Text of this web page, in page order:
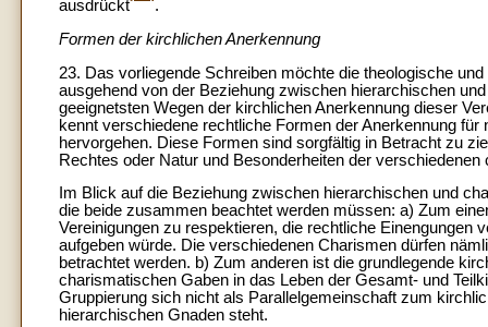
ausdrückt
.
Formen der kirchlichen Anerkennung
23. Das vorliegende Schreiben möchte die theologische
ausgehend von der Beziehung zwischen hierarchischen
geeignetsten Wegen der kirchlichen Anerkennung dieser
kennt verschiedene rechtliche Formen der Anerkennung
hervorgehen. Diese Formen sind sorgfältig in Betracht zu
Rechtes oder Natur und Besonderheiten der
Im Blick auf die Beziehung zwischen hierarchischen und
die beide zusammen beachtet werden müssen: a) Zum
Vereinigungen zu respektieren, die rechtliche
aufgeben würde. Die verschiedenen Charismen dürfen
betrachtet werden. b) Zum anderen ist die grundlegende
charismatischen Gaben in das Leben der Gesamt- und
Gruppierung sich nicht als Parallelgemeinschaft zum
hierarchischen Gnaden steht.